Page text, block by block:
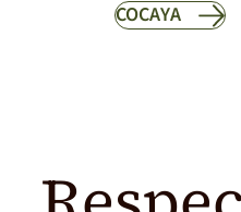
COCAYA